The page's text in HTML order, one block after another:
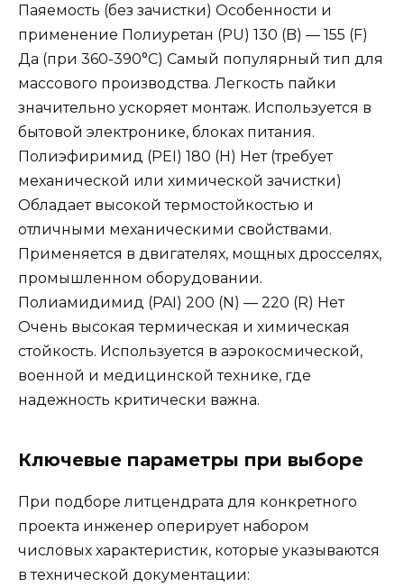
Паяемость (без зачистки) Особенности и
применение Полиуретан (PU) 130 (B) — 155 (F)
Да (при 360-390°C) Самый популярный тип для
массового производства. Легкость пайки
значительно ускоряет монтаж. Используется в
бытовой электронике, блоках питания.
Полиэфиримид (PEI) 180 (H) Нет (требует
механической или химической зачистки)
Обладает высокой термостойкостью и
отличными механическими свойствами.
Применяется в двигателях, мощных дросселях,
промышленном оборудовании.
Полиамидимид (PAI) 200 (N) — 220 (R) Нет
Очень высокая термическая и химическая
стойкость. Используется в аэрокосмической,
военной и медицинской технике, где
надежность критически важна.
Ключевые параметры при выборе
При подборе литцендрата для конкретного
проекта инженер оперирует набором
числовых характеристик, которые указываются
в технической документации: